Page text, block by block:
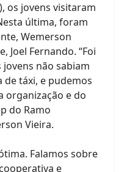
os jovens visitaram
última, foram
Wemerson
Joel Fernando. “Foi
não sabiam
táxi, e pudemos
organização e do
do Ramo
Vieira.
Falamos sobre
e